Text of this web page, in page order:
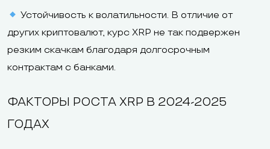
Устойчивость к волатильности. В отличие от
других криптовалют, курс XRP не так подвержен
резким скачкам благодаря долгосрочным
контрактам с банками.
ФАКТОРЫ РОСТА XRP В 2024-2025
ГОДАХ